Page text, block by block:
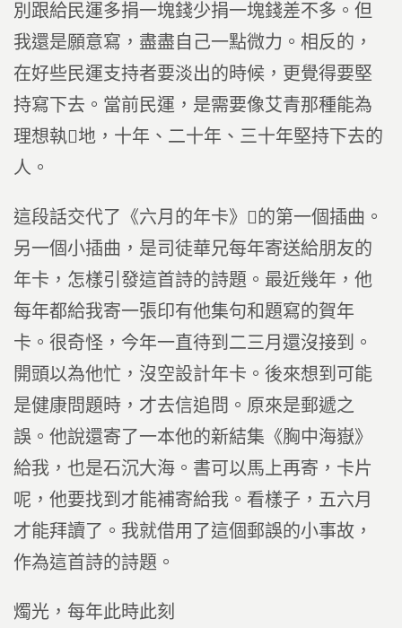
別跟給民運多捐一塊錢少捐一塊錢差不多。但
我還是願意寫，盡盡自己一點微力。相反的，
在好些民運支持者要淡出的時候，更覺得要堅
持寫下去。當前民運，是需要像艾青那種能為
理想執地，十年、二十年、三十年堅持下去的
人。
這段話交代了《六月的年卡》的第一個插曲。
另一個小插曲，是司徒華兄每年寄送給朋友的
年卡，怎樣引發這首詩的詩題。最近幾年，他
每年都給我寄一張印有他集句和題寫的賀年
卡。很奇怪，今年一直待到二三月還沒接到。
開頭以為他忙，沒空設計年卡。後來想到可能
是健康問題時，才去信追問。原來是郵遞之
誤。他說還寄了一本他的新結集《胸中海嶽》
給我，也是石沉大海。書可以馬上再寄，卡片
呢，他要找到才能補寄給我。看樣子，五六月
才能拜讀了。我就借用了這個郵誤的小事故，
作為這首詩的詩題。
燭光，每年此時此刻